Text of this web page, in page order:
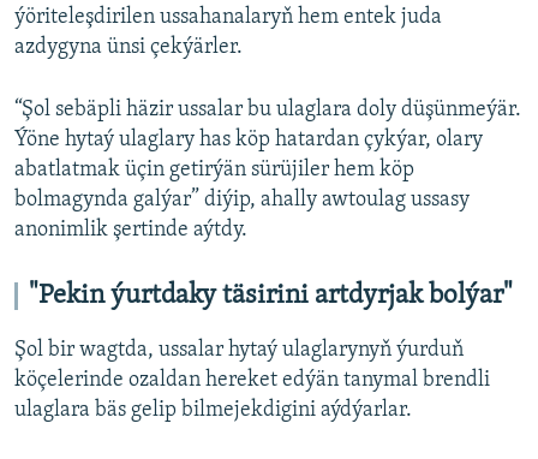
ýöriteleşdirilen ussahanalaryň hem entek juda
azdygyna ünsi çekýärler.
“Şol sebäpli häzir ussalar bu ulaglara doly düşünmeýär.
Ýöne hytaý ulaglary has köp hatardan çykýar, olary
abatlatmak üçin getirýän sürüjiler hem köp
bolmagynda galýar” diýip, ahally awtoulag ussasy
anonimlik şertinde aýtdy.
"Pekin ýurtdaky täsirini artdyrjak bolýar"
Şol bir wagtda, ussalar hytaý ulaglarynyň ýurduň
köçelerinde ozaldan hereket edýän tanymal brendli
ulaglara bäs gelip bilmejekdigini aýdýarlar.